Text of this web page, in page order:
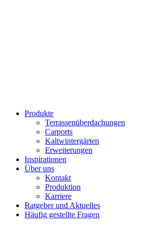
Produkte
Terrassenüberdachungen
Carports
Kaltwintergärten
Erweiterungen
Inspirationen
Über uns
Kontakt
Produktion
Karriere
Ratgeber und Aktuelles
Häufig gestellte Fragen